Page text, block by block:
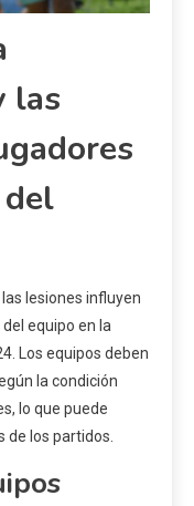
las
lesiones influyen
equipo en la
Los equipos deben
la condición
lo que puede
de los partidos.